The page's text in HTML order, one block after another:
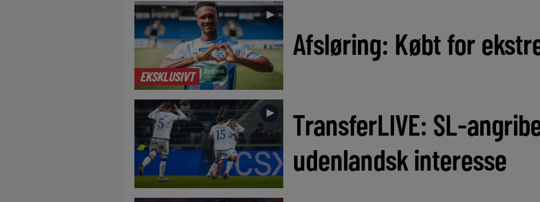
EKSKLUSIVT
►
Afsløring: Købt for
►
TransferLIVE: SL-
udenlandsk interesse